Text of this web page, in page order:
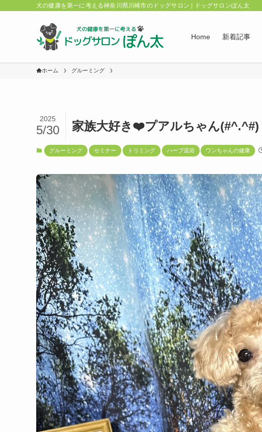
犬の健康を第一に考える神奈川県川崎市のドッグサロン | ドッグサロンぽん太
Home 新着記事
ホーム グルーミング
家族大好き❤️プアルちゃん(#^.^#)
2025
5/30
グルーミング セミナー トリミング ハーブ温浴 ワンちゃんの健康